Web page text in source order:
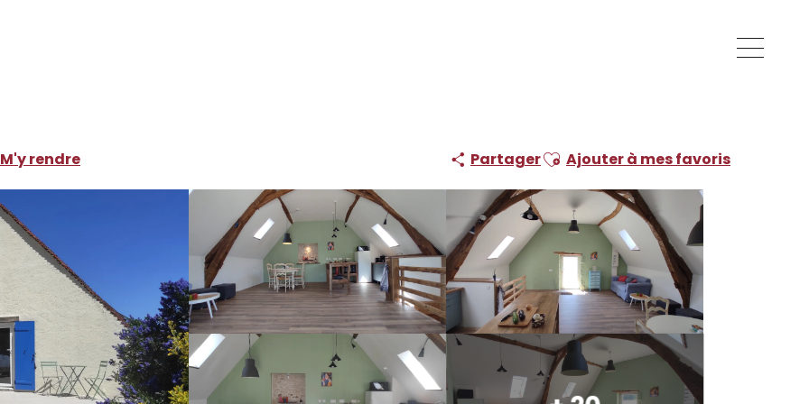
M'y rendre PartagerAjouter aux favoris
Ajouter à mes favoris